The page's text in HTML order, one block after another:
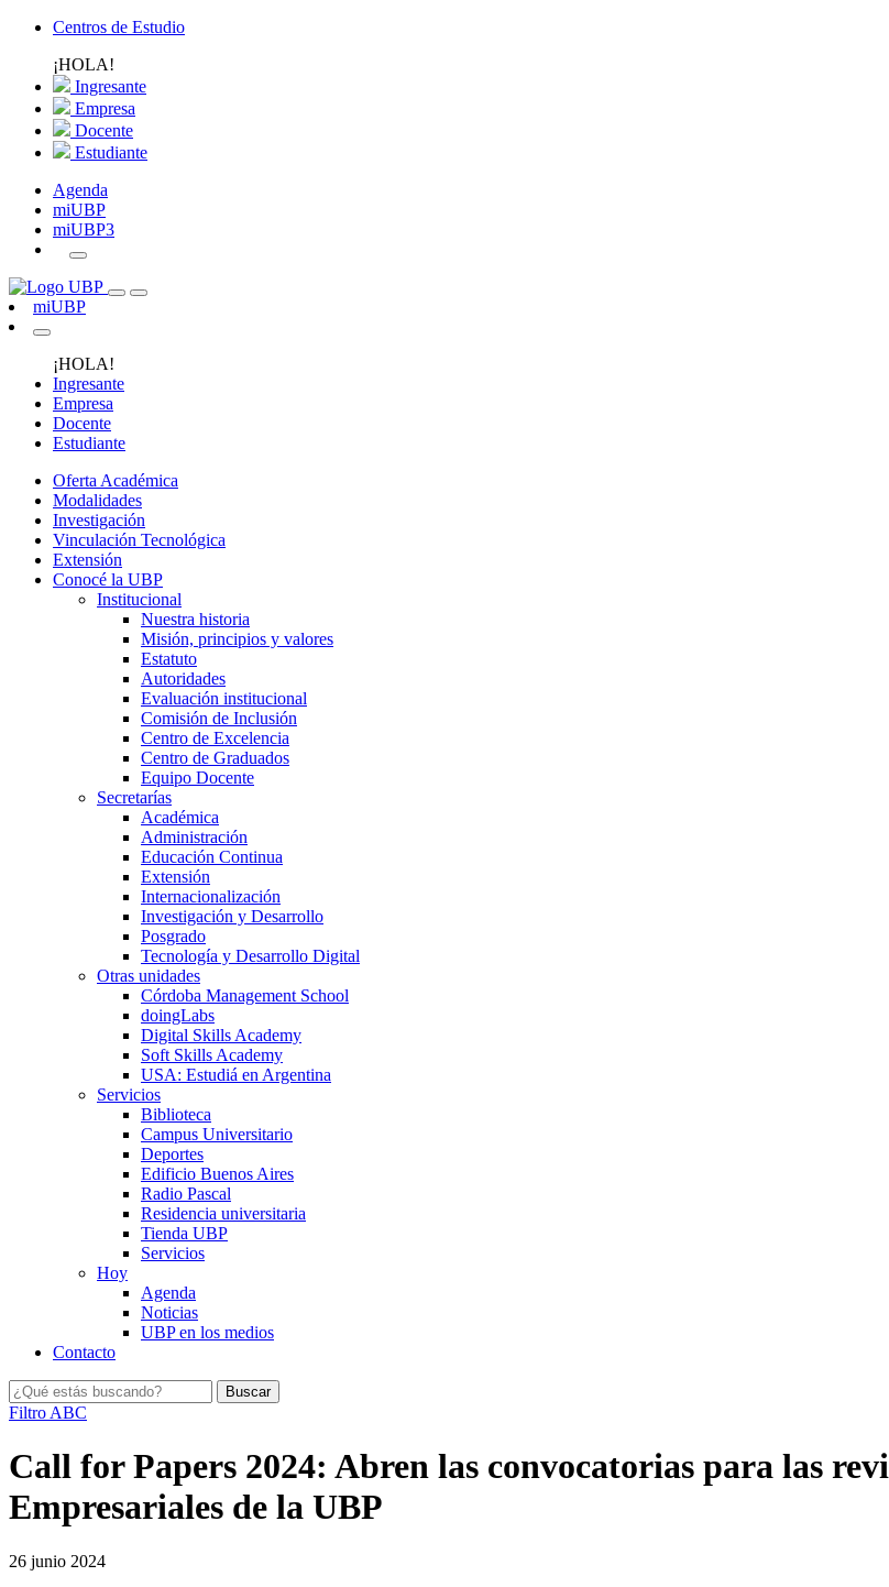
Centros de Estudio
¡HOLA!
Ingresante
Empresa
Docente
Estudiante
Agenda
miUBP
miUBP3
miUBP
¡HOLA!
Ingresante
Empresa
Docente
Estudiante
Oferta Académica
Modalidades
Investigación
Vinculación Tecnológica
Extensión
Conocé la UBP
Institucional
Nuestra historia
Misión, principios y valores
Estatuto
Autoridades
Evaluación institucional
Comisión de Inclusión
Centro de Excelencia
Centro de Graduados
Equipo Docente
Secretarías
Académica
Administración
Educación Continua
Extensión
Internacionalización
Investigación y Desarrollo
Posgrado
Tecnología y Desarrollo Digital
Otras unidades
Córdoba Management School
doingLabs
Digital Skills Academy
Soft Skills Academy
USA: Estudiá en Argentina
Servicios
Biblioteca
Campus Universitario
Deportes
Edificio Buenos Aires
Radio Pascal
Residencia universitaria
Tienda UBP
Servicios
Hoy
Agenda
Noticias
UBP en los medios
Contacto
Filtro ABC
Call for Papers 2024: Abren las convocatorias para las
Empresariales de la UBP
26 junio 2024